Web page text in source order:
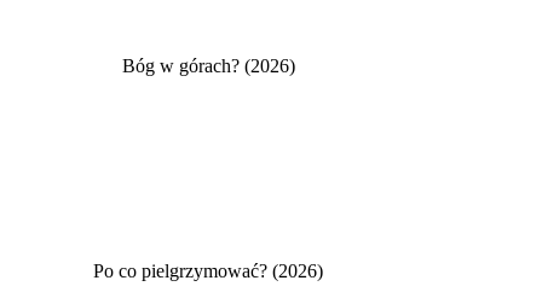
Bóg w górach? (2026)
Po co pielgrzymować? (2026)